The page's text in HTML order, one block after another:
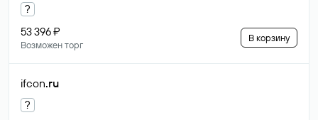
?
53 396 ₽
Возможен торг
В корзину
ifcon.ru
?